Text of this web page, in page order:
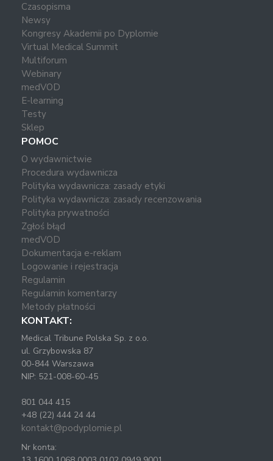
Czasopisma
Newsy
Kongresy Akademii po Dyplomie
Virtual Medical Summit
Multiforum
Webinary
medVOD
E-learning
Testy
Sklep
POMOC
O wydawnictwie
Procedura wydawnicza
Polityka wydawnicza: zasady etyki
Polityka wydawnicza: zasady recenzowania
Polityka prywatności
Zgłoś błąd
medVOD
Dokumentacja e-reklam
Logowanie i rejestracja
Regulamin
Regulamin komentarzy
Metody płatności
KONTAKT:
Medical Tribune Polska Sp. z o.o.
ul. Grzybowska 87
00-844 Warszawa
NIP: 521-008-60-45
801 044 415
+48 (22) 444 24 44
kontakt@podyplomie.pl
Nr konta: